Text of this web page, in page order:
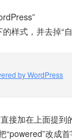
样式，并去掉“自
by WordPress
接加在上面提到
“powered”改成